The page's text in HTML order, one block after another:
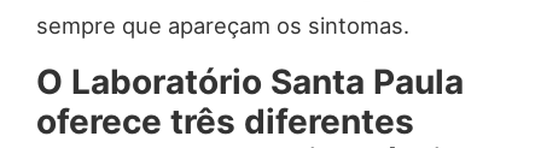
sempre que apareçam os sintomas.
O Laboratório Santa Paula
oferece três diferentes